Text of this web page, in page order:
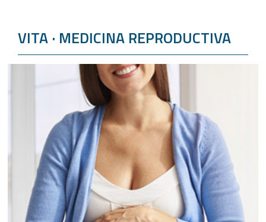
VITA · MEDICINA REPRODUCTIVA